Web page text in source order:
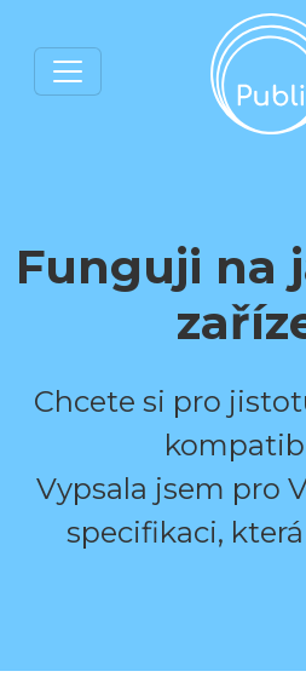
Funguji na
Chcete si pro
Vypsala jsem pro
specifikaci,